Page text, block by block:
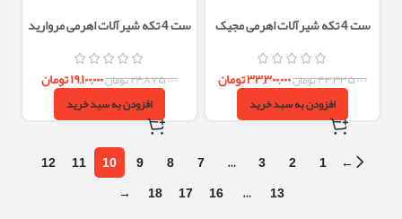
ست 4 تکه شیرآلات اهرمی مجیک
سفید طلایی البرز روز
۴۳,۳۳۵,۰۰۰تومان۳۳,۳۰۰,۰۰۰تومان
افزودن به سبد خرید
ست 4 تکه شیرآلات اهرمی مروارید
کروم البرز روز
۲۴,۸۷۵,۰۰۰تومان۱۹,۱۰۰,۰۰۰تومان
افزودن به سبد خرید
←
1
2
3
…
7
8
9
10
11
12
13
…
16
17
18
→